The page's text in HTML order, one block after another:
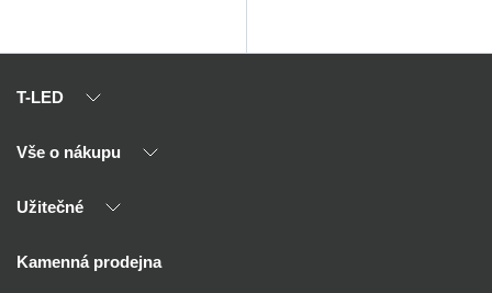
T-LED
O nás
Kontakty
Vše o nákupu
Výhody T-LED
Montáž
Užitečné
Reklamace a vrácení
Kamenná prodejna